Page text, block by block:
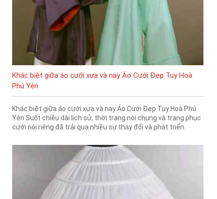
Khác biệt giữa áo cưới xưa và nay Áo Cưới Đẹp Tuy Hoà
Phú Yên
Khác biệt giữa áo cưới xưa và nay Áo Cưới Đẹp Tuy Hoà Phú
Yên Suốt chiều dài lịch sử, thời trang nói chung và trang phục
cưới nói riêng đã trải qua nhiều sự thay đổi và phát triển.